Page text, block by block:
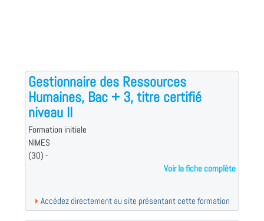
Gestionnaire des Ressources
Humaines, Bac + 3, titre certifié
niveau II
Formation initiale
NIMES
(30) -
Voir la fiche complète
Accédez directement au site présentant cette formation